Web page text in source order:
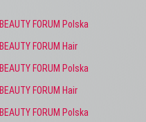
BEAUTY FORUM Polska
BEAUTY FORUM Hair
BEAUTY FORUM Polska
BEAUTY FORUM Hair
BEAUTY FORUM Polska